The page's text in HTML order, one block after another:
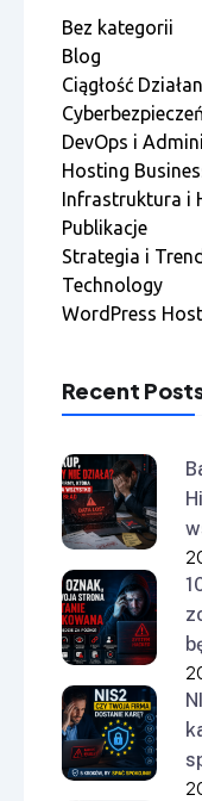
Bez kategorii
Blog
Ciągłość
DevOps i
Hosting
Infrastruktura i
Publikacje
Strategia i
Technology
WordPress
Recent